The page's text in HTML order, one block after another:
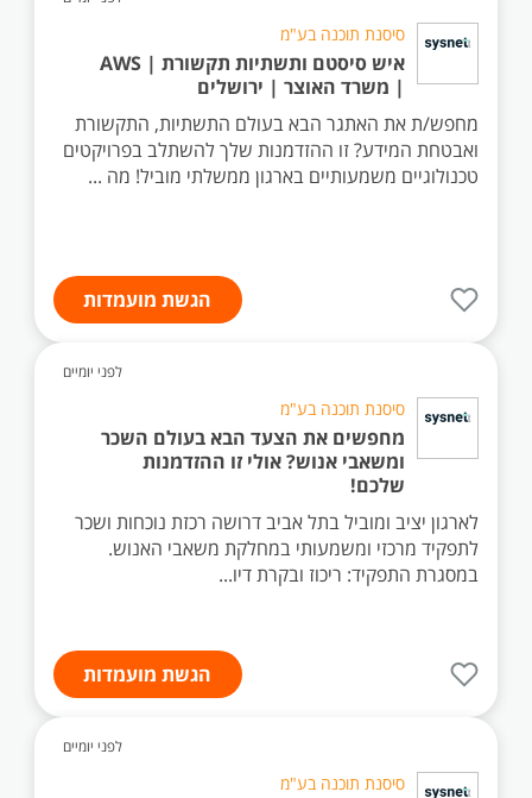
סיסנת תוכנה בע"מ
איש סיסטם ותשתיות תקשורת | AWS
| משרד האוצר | ירושלים
מחפש/ת את האתגר הבא בעולם התשתיות, התקשורת
ואבטחת המידע? זו ההזדמנות שלך להשתלב בפרויקטים
טכנולוגיים משמעותיים בארגון ממשלתי מוביל! מה ...
הגשת מועמדות
לפני יומיים
סיסנת תוכנה בע"מ
מחפשים את הצעד הבא בעולם השכר
ומשאבי אנוש? אולי זו ההזדמנות
שלכם!
לארגון יציב ומוביל בתל אביב דרושה רכזת נוכחות ושכר
לתפקיד מרכזי ומשמעותי במחלקת משאבי האנוש.
במסגרת התפקיד: ריכוז ובקרת דיו...
הגשת מועמדות
לפני יומיים
סיסנת תוכנה בע"מ